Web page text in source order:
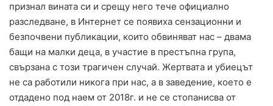
признал вината си и срещу него тече официално
разследване, в Интернет се появиха сензационни и
безпочвени публикации, които обвиняват нас – двама
бащи на малки деца, в участие в престъпна група,
свързана с този трагичен случай. Жертвата и убиецът
не са работили никога при нас, а в заведение, което е
отдадено под наем от 2018г. и не се стопанисва от